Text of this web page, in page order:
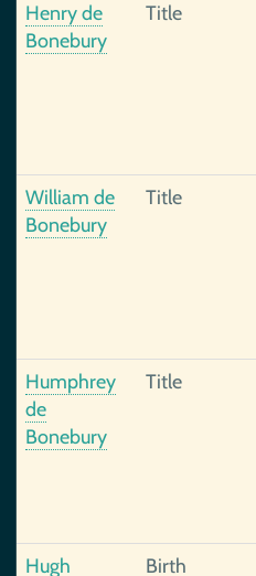
Henry de
Bonebury
Title
William de
Bonebury
Title
Humphrey
de
Bonebury
Title
Hugh
Birth